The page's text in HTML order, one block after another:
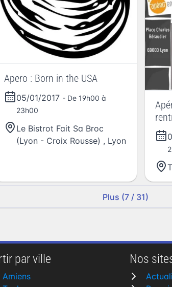
Apero : Born in the USA
05/01/2017 - De 19h00 à
23h00
Le Bistrot Fait Sa Broc
(Lyon - Croix Rousse) , Lyon
Plus (7 / 31)
par ville
Amiens
Nos